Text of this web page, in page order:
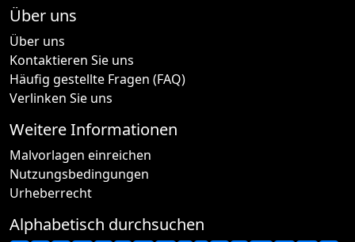
Über uns
Über uns
Kontaktieren Sie uns
Häufig gestellte Fragen (FAQ)
Verlinken Sie uns
Weitere Informationen
Malvorlagen einreichen
Nutzungsbedingungen
Urheberrecht
Alphabetisch durchsuchen